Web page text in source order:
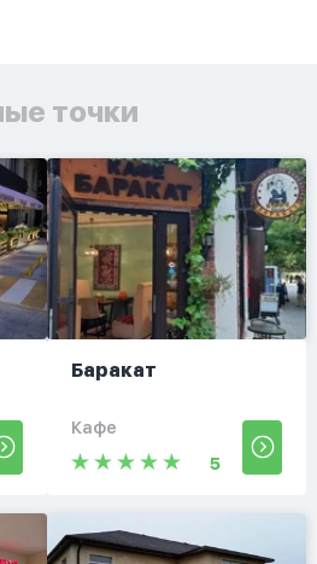
точки
Баракат
Кафе
5